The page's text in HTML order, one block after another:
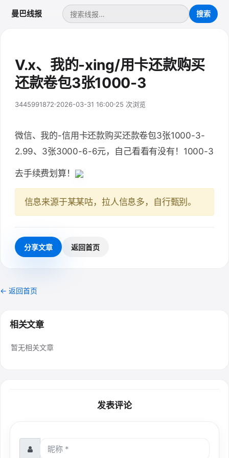
曼巴线报
V.x、我的-xing/用卡还款购买
还款卷包3张1000-3
3445991872 2026-03-31 16:00 25 次浏览
微信、我的-信用卡还款购买还款卷包3张1000-3-
2.99、3张3000-6-6元，自己看看有没有！1000-3
去手续费划算！
信息来源于某某咕，拉人信息多，自行甄别。
分享文章 返回首页
← 返回首页
相关文章
暂无相关文章
发表评论